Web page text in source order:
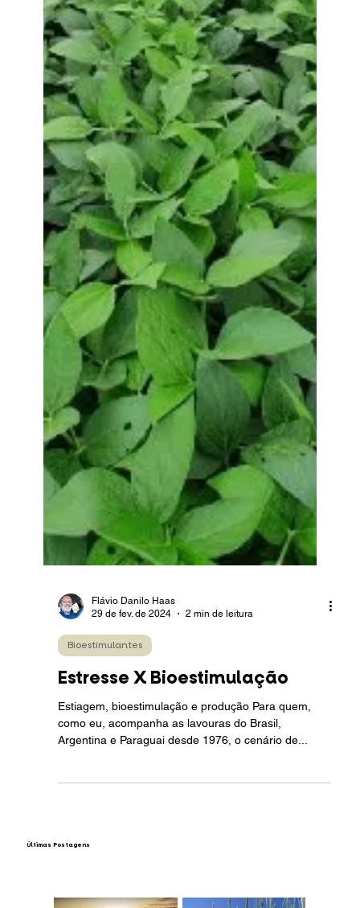
Flávio Danilo Haas
29 de fev. de 2024
Bioestimulantes
Estresse X Bioestimulação
Estiagem, bioestimulação e produção Para quem,